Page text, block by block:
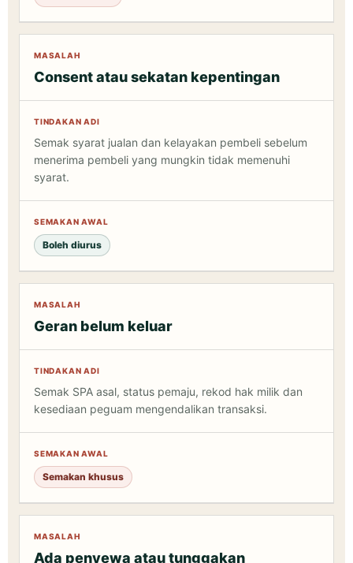
Consent atau sekatan kepentingan
Semak syarat jualan dan kelayakan pembeli sebelum
menerima pembeli yang mungkin tidak memenuhi
syarat.
Boleh diurus
Geran belum keluar
Semak SPA asal, status pemaju, rekod hak milik dan
kesediaan peguam mengendalikan transaksi.
Semakan khusus
Ada penyewa atau tunggakan